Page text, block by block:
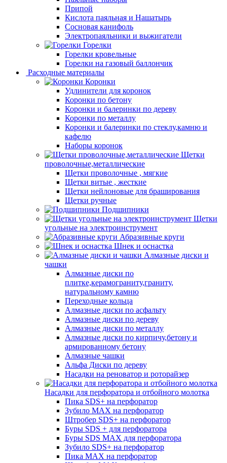
Припой
Кислота паяльная и Нашатырь
Сосновая канифоль
Электропаяльники и выжигатели
Горелки
Горелки кровельные
Горелки на газовый баллончик
Расходные материалы
Коронки
Удлинители для коронок
Коронки по бетону
Коронки и балеринки по дереву
Коронки по металлу
Коронки и балеринки по стеклу,камню и
кафелю
Наборы коронок
Щетки
проволочные,металлические
Щетки проволочные , мягкие
Щетки витые , жесткие
Щетки нейлоновые для браширования
Щетки ручные
Подшипники
Щетки
угольные на электроинструмент
Абразивные круги
Шнек и оснастка
Алмазные диски и
чашки
Алмазные диски по
плитке,керамограниту,граниту,
натуральному камню
Переходные кольца
Алмазные диски по асфальту
Алмазные диски по дереву
Алмазные диски по металлу
Алмазные диски по кирпичу,бетону и
армированному бетону
Алмазные чашки
Альфа Диски по дереву
Насадки на реноватор и роторайзер
Насадки для перфоратора и отбойного молотка
Пика SDS+ на перфоратор
Зубило MAX на перфоратор
Штробер SDS+ на перфоратор
Буры SDS + для перфоратора
Буры SDS MAX для перфоратора
Зубило SDS+ на перфоратор
Пика MAX на перфоратор